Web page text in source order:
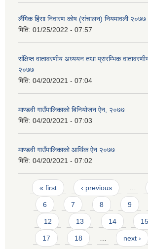
लैंगिक हिंसा निवारण कोष (संचालन) नियमावली २०७७
मिति: 01/25/2022 - 07:57
संक्षिप्त वातावरणीय अध्ययन तथा प्रारम्भिक
२०७७
मिति: 04/20/2021 - 07:04
माण्डवी गाउँपालिकाको बिनियोजन ऐन, २०७७
मिति: 04/20/2021 - 07:03
माण्डवी गाउँपालिकाको आर्थिक ऐन २०७७
मिति: 04/20/2021 - 07:02
Pages
« first ‹ previous
6 7 8 9
12 13 14 15
17 18 next ›